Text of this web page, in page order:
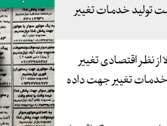
تولید خدمات تغییر
نظر اقتصادی تغییر
تغییر جهت داده